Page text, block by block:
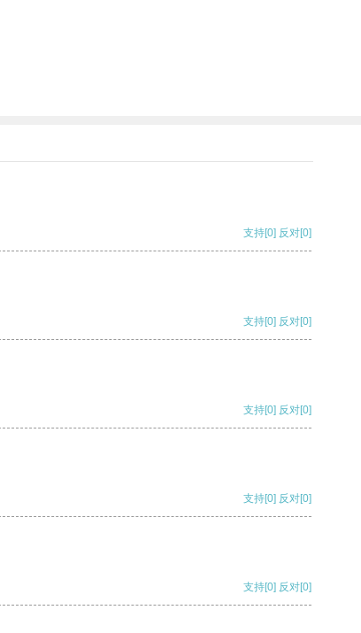
支持[0] 反对[0]
支持[0] 反对[0]
支持[0] 反对[0]
支持[0] 反对[0]
支持[0] 反对[0]